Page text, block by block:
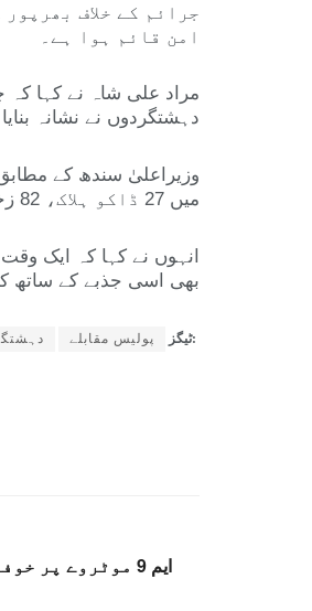
جرائم کے خلاف
امن قائم ہوا ہے۔
مراد علی شاہ نے کہا
دہشتگردوں نے نشانہ
میں 27 ڈاکو ہلاک، 82 زخمی جبکہ 81 گرفتار کیے گئے، اس کے علاوہ 153 ملزمان نے خود کو قانون کے حوالے کیا۔
انہوں نے کہا کہ ایک
بھی اسی جذبے کے ساتھ
ٹیگز: پولیس مقابلے